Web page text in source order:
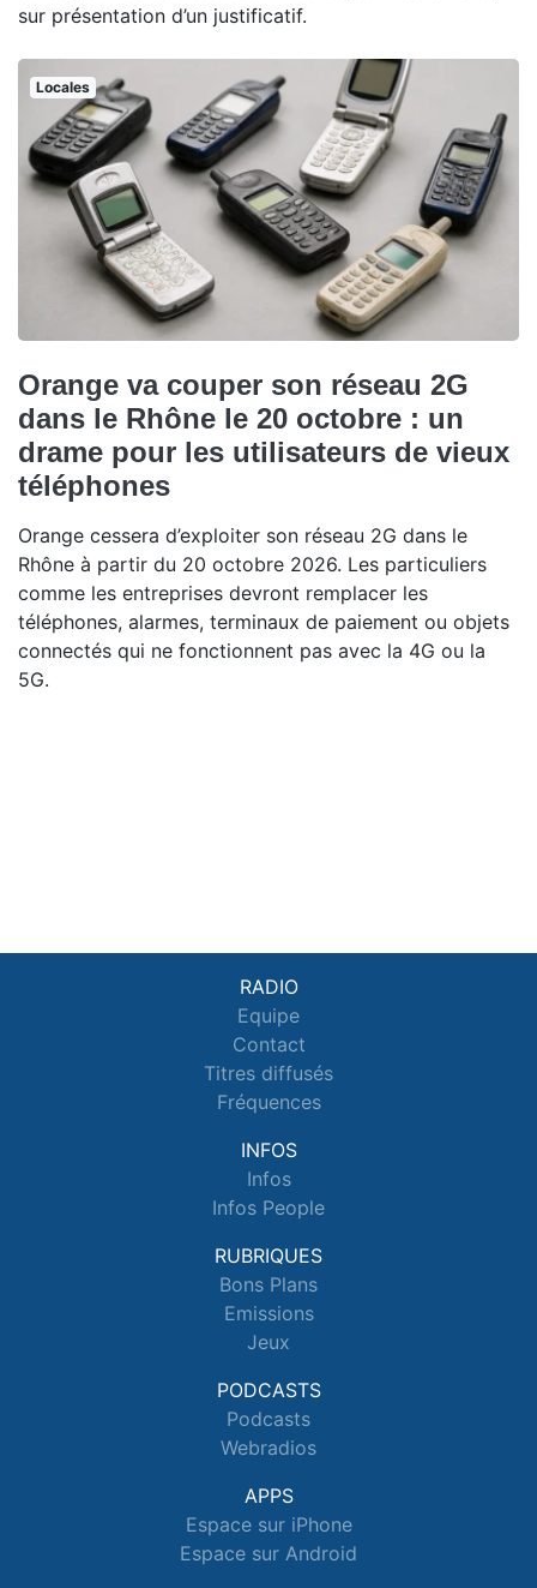
sur présentation d’un justificatif.
Locales
Orange va couper son réseau 2G
dans le Rhône le 20 octobre : un
drame pour les utilisateurs de vieux
téléphones
Orange cessera d’exploiter son réseau 2G dans le
Rhône à partir du 20 octobre 2026. Les particuliers
comme les entreprises devront remplacer les
téléphones, alarmes, terminaux de paiement ou objets
connectés qui ne fonctionnent pas avec la 4G ou la
5G.
RADIO
Equipe
Contact
Titres diffusés
Fréquences
INFOS
Infos
Infos People
RUBRIQUES
Bons Plans
Emissions
Jeux
PODCASTS
Podcasts
Webradios
APPS
Espace sur iPhone
Espace sur Android